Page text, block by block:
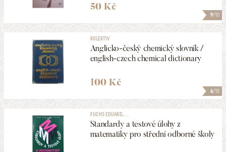
9/10
50 Kč
6/10
KOLEKTIV
Anglicko-český chemický slovník /
english-czech chemical dictionary
100 Kč
FUCHS EDUARD, ...
Standardy a testové úlohy z
matematiky pro střední odborné školy